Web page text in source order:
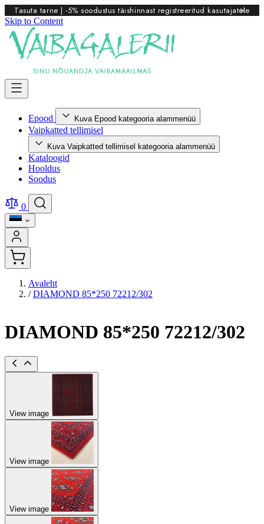
Tasuta tarne | -5% soodustus täishinnast registreeritud kasutajatele
Skip to Content
Epood Kuva Epood kategooria alammenüü
Vaipkatted tellimisel
Kuva Vaipkatted tellimisel kategooria alammenüü
Kataloogid
Hooldus
Soodus
0
Avaleht
/ DIAMOND 85*250 72212/302
DIAMOND 85*250 72212/302
View image
View image
View image